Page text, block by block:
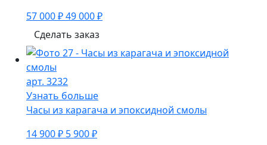
57 000 ₽49 000 ₽
Сделать заказ
арт. 3232
Узнать больше
Часы из карагача и эпоксидной смолы
14 900 ₽ 5 900 ₽